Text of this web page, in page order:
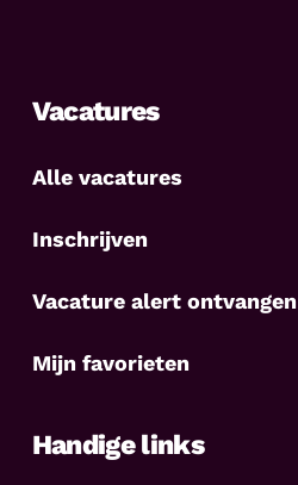
Vacatures
Alle vacatures
Inschrijven
Vacature alert ontvangen
Mijn favorieten
Handige links